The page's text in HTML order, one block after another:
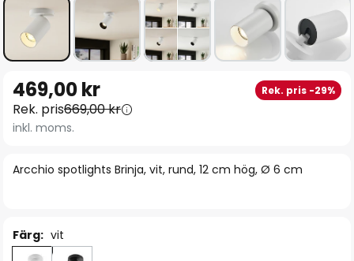
till
början
av
Arcchio spotlights Brinja, vit, rund, 12 cm hög, Ø 6 cm
469,00 kr Rek. pris -29%
Rek. pris669,00 kr
inkl. moms.
Färg: vit